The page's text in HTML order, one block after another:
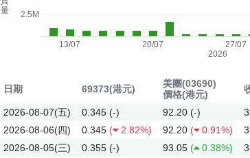
13/07 20/07 27/07
2.5M
2026
量
日期 69373(港元)
美團(03690)
價格(港元)
2026-08-07(五) 0.345 (-) 92.20 (-)
2026-08-06(四)
0.345 ( 2.82%) 92.20 ( 0.91%)
2026-08-05(三)
0.355 (-) 93.05 ( 0.38%)